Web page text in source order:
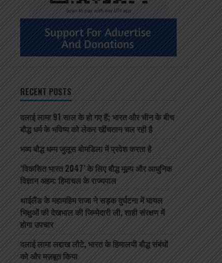
RECENT POSTS
दलाई लामा 91 साल के हो गए हैं; भारत और चीन के बीच
बौद्ध धर्म के भविष्य को लेकर खींचतान चल रही है
भव्य बौद्ध धम्म जुलूस बोमडिला में प्रवेश करता है
‘विकसित भारत 2047’ के लिए बौद्ध मूल्य और आधुनिक
विज्ञान अहम: हिमाचल के राज्यपाल
थाईलैंड के महामहिम राजा ने सड़क दुर्घटना में घायल
भिक्षुओं की देखभाल की जिम्मेदारी ली, शाही संरक्षण में
होगा उपचार
दलाई लामा लद्दाख लौटे, भारत के हिमालयी बौद्ध संबंधों
को और मज़बूत किया